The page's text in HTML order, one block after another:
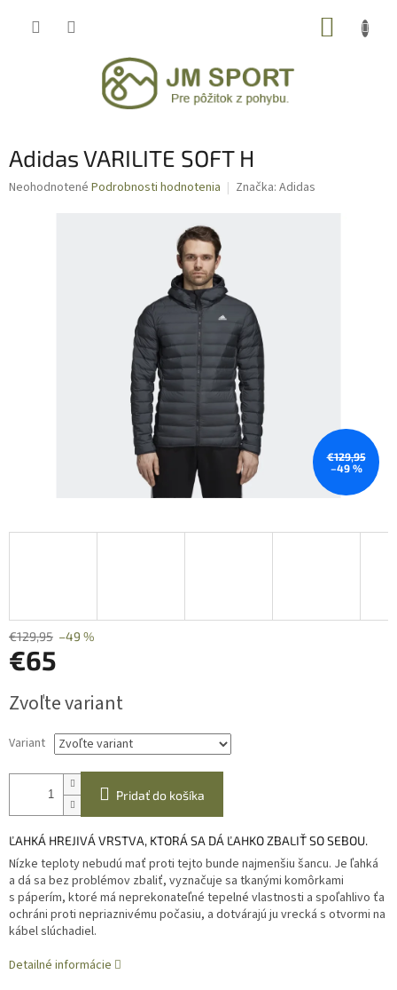
Adidas VARILITE SOFT H
Priemerné
Neohodnotené Podrobnosti hodnotenia Značka: Adidas
€129,95
–49 %
€129,95 –49 %
€65
cena:
Zvoľte variant
Variant
Pridať do košíka
ĽAHKÁ HREJIVÁ VRSTVA, KTORÁ SA DÁ ĽAHKO ZBALIŤ SO SEBOU.
Nízke teploty nebudú mať proti tejto bunde najmenšiu šancu. Je ľahká
a dá sa bez problémov zbaliť, vyznačuje sa tkanými komôrkami
s páperím, ktoré má neprekonateľné tepelné vlastnosti a spoľahlivo ťa
ochráni proti nepriaznivému počasiu, a dotvárajú ju vrecká s otvormi na
kábel slúchadiel.
Detailné informácie